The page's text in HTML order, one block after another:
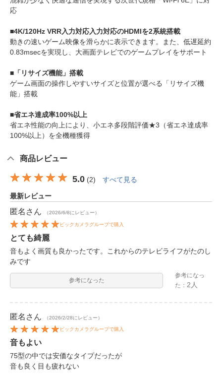
応
■4K/120Hz VRR入力対応入力対応のHDMIを2系統搭載
動きの速いゲーム映像を滑らかに表示できます。また、低遅延約
0.83msecを実現し、大画面テレビでのゲームプレイをサポート
■「リサイズ機能」搭載
ゲーム画面の操作しやすいサイズと位置が選べる「リサイズ機
能」搭載
■省エネ達成率100%以上
省エネ性能の向上により、小エネ多段階評価★3（省エネ達成率
100%以上）を全機種獲得
商品レビュー
5.0 (2) すべて見る
最新レビュー
匿名 さん （2026/6/8にレビュー）
ビックカメラグループで購入
とても綺麗
音もよく画質も良かったです。これからのテレビライフがたのし
みです
参考になった
参考になっ
た： 2人
匿名 さん （2026/2/28にレビュー）
ビックカメラグループで購入
音もよい
75型の中では安価なタイプだったが
音も良く目も疲れない